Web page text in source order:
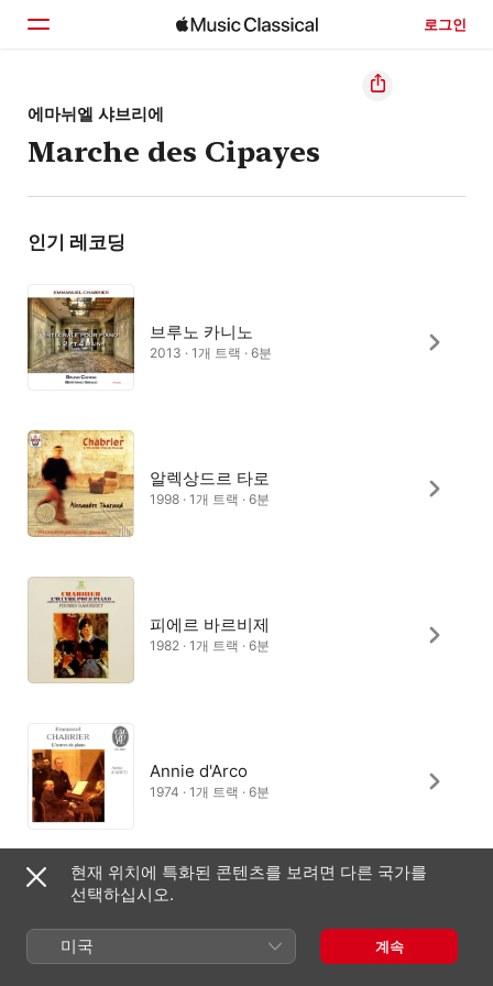
로그인
홈
둘러보기
검색
에마뉘엘 샤브리에
Marche des Cipayes
인기 레코딩
브루노 카니노
2013 · 1개 트랙 · 6분
알렉상드르 타로
1998 · 1개 트랙 · 6분
피에르 바르비제
1982 · 1개 트랙 · 6분
Annie d'Arco
1974 · 1개 트랙 · 6분
현재 위치에 특화된 콘텐츠를 보려면 다른 국가를
선택하십시오.
미국 계속